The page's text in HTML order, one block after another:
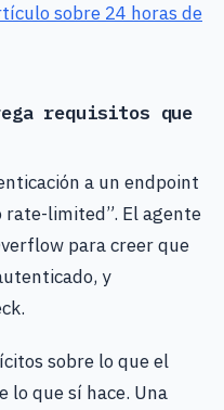
sobre 24 horas de
requisitos que
a un endpoint
rate-limited”. El agente
para creer que
y
sobre lo que el
lo que sí hace. Una